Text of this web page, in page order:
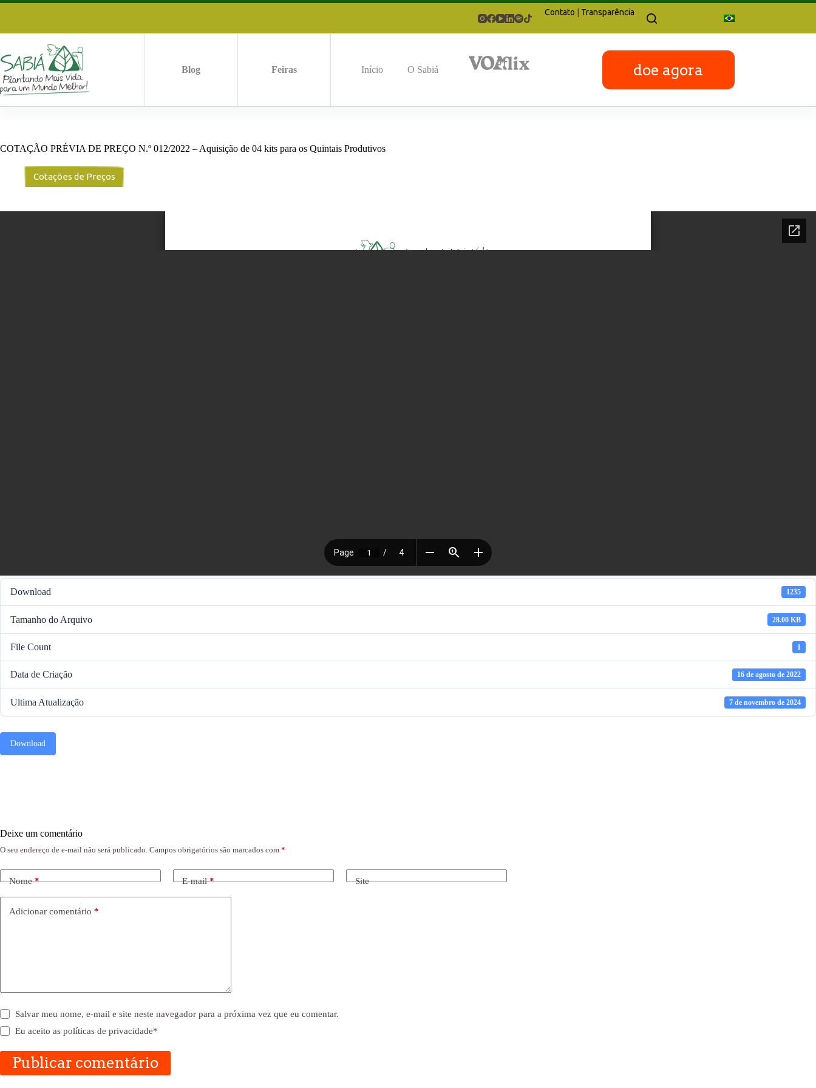
Pular
Contato | Transparência
Blog Feiras Início O Sabiá doe agora
COTAÇÃO PRÉVIA DE PREÇO N.º 012/2022 – Aquisição de 04 kits para os Quintais Produtivos
Cotações de Preços
Download 1235
Tamanho do Arquivo 28.00 KB
File Count 1
Data de Criação 16 de agosto de 2022
Ultima Atualização 7 de novembro de 2024
Download
Deixe um comentário
O seu endereço de e-mail não será publicado. Campos obrigatórios são marcados com *
Nome* E-mail* Site
Adicionar comentário *
Salvar meu nome, e-mail e site neste navegador para a próxima vez que eu comentar.
Eu aceito aspolíticas de privacidade*
Publicar comentário